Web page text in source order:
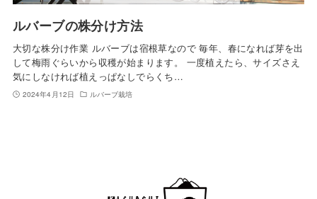
ルバーブの株分け方法
大切な株分け作業 ルバーブは宿根草なので 毎年、春になれば芽を出
して梅雨ぐらいから収穫が始まります。 一度植えたら、サイズさえ
気にしなければ植えっぱなしでらくち…
2024年4月12日 ルバーブ栽培